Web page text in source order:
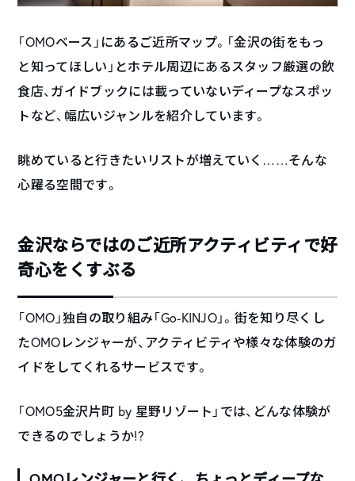
「OMOベース」にあるご近所マップ。「金沢の街をもっ
と知ってほしい」とホテル周辺にあるスタッフ厳選の飲
食店、ガイドブックには載っていないディープなスポッ
トなど、幅広いジャンルを紹介しています。
眺めていると行きたいリストが増えていく……そんな
心躍る空間です。
金沢ならではのご近所アクティビティで好
奇心をくすぶる
「OMO」独自の取り組み「Go-KINJO」。街を知り尽くし
たOMOレンジャーが、アクティビティや様々な体験のガ
イドをしてくれるサービスです。
「OMO5金沢片町 by 星野リゾート」では、どんな体験が
できるのでしょうか!?